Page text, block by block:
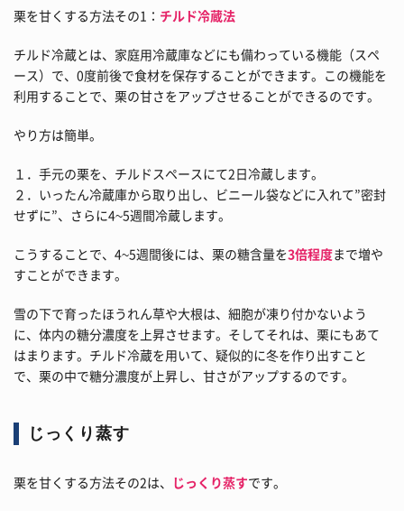
栗を甘くする方法その1： チルド冷蔵法
チルド冷蔵とは、家庭用冷蔵庫などにも備わっている機能（スペ
ース）で、0度前後で食材を保存することができます。この機能を
利用することで、栗の甘さをアップさせることができるのです。
やり方は簡単。
１．手元の栗を、チルドスペースにて2日冷蔵します。
２．いったん冷蔵庫から取り出し、ビニール袋などに入れて”密封
せずに”、さらに4~5週間冷蔵します。
こうすることで、4~5週間後には、栗の糖含量を3倍程度まで増や
すことができます。
雪の下で育ったほうれん草や大根は、細胞が凍り付かないよう
に、体内の糖分濃度を上昇させます。そしてそれは、栗にもあて
はまります。チルド冷蔵を用いて、疑似的に冬を作り出すこと
で、栗の中で糖分濃度が上昇し、甘さがアップするのです。
じっくり蒸す
栗を甘くする方法その2は、 じっくり蒸すです。